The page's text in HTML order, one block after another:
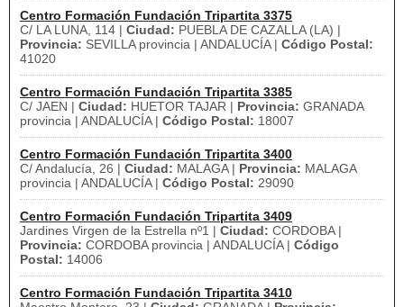
Centro Formación Fundación Tripartita 3375
C/ LA LUNA, 114 | Ciudad: PUEBLA DE CAZALLA (LA) |
Provincia: SEVILLA provincia | ANDALUCÍA | Código Postal:
41020
Centro Formación Fundación Tripartita 3385
C/ JAEN | Ciudad: HUETOR TAJAR | Provincia: GRANADA
provincia | ANDALUCÍA | Código Postal: 18007
Centro Formación Fundación Tripartita 3400
C/ Andalucía, 26 | Ciudad: MALAGA | Provincia: MALAGA
provincia | ANDALUCÍA | Código Postal: 29090
Centro Formación Fundación Tripartita 3409
Jardines Virgen de la Estrella nº1 | Ciudad: CORDOBA |
Provincia: CORDOBA provincia | ANDALUCÍA | Código
Postal: 14006
Centro Formación Fundación Tripartita 3410